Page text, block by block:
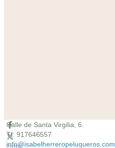
Calle de Santa Virgilia, 6.
Tf: 917646557
info@isabelherreropeluqueros.com